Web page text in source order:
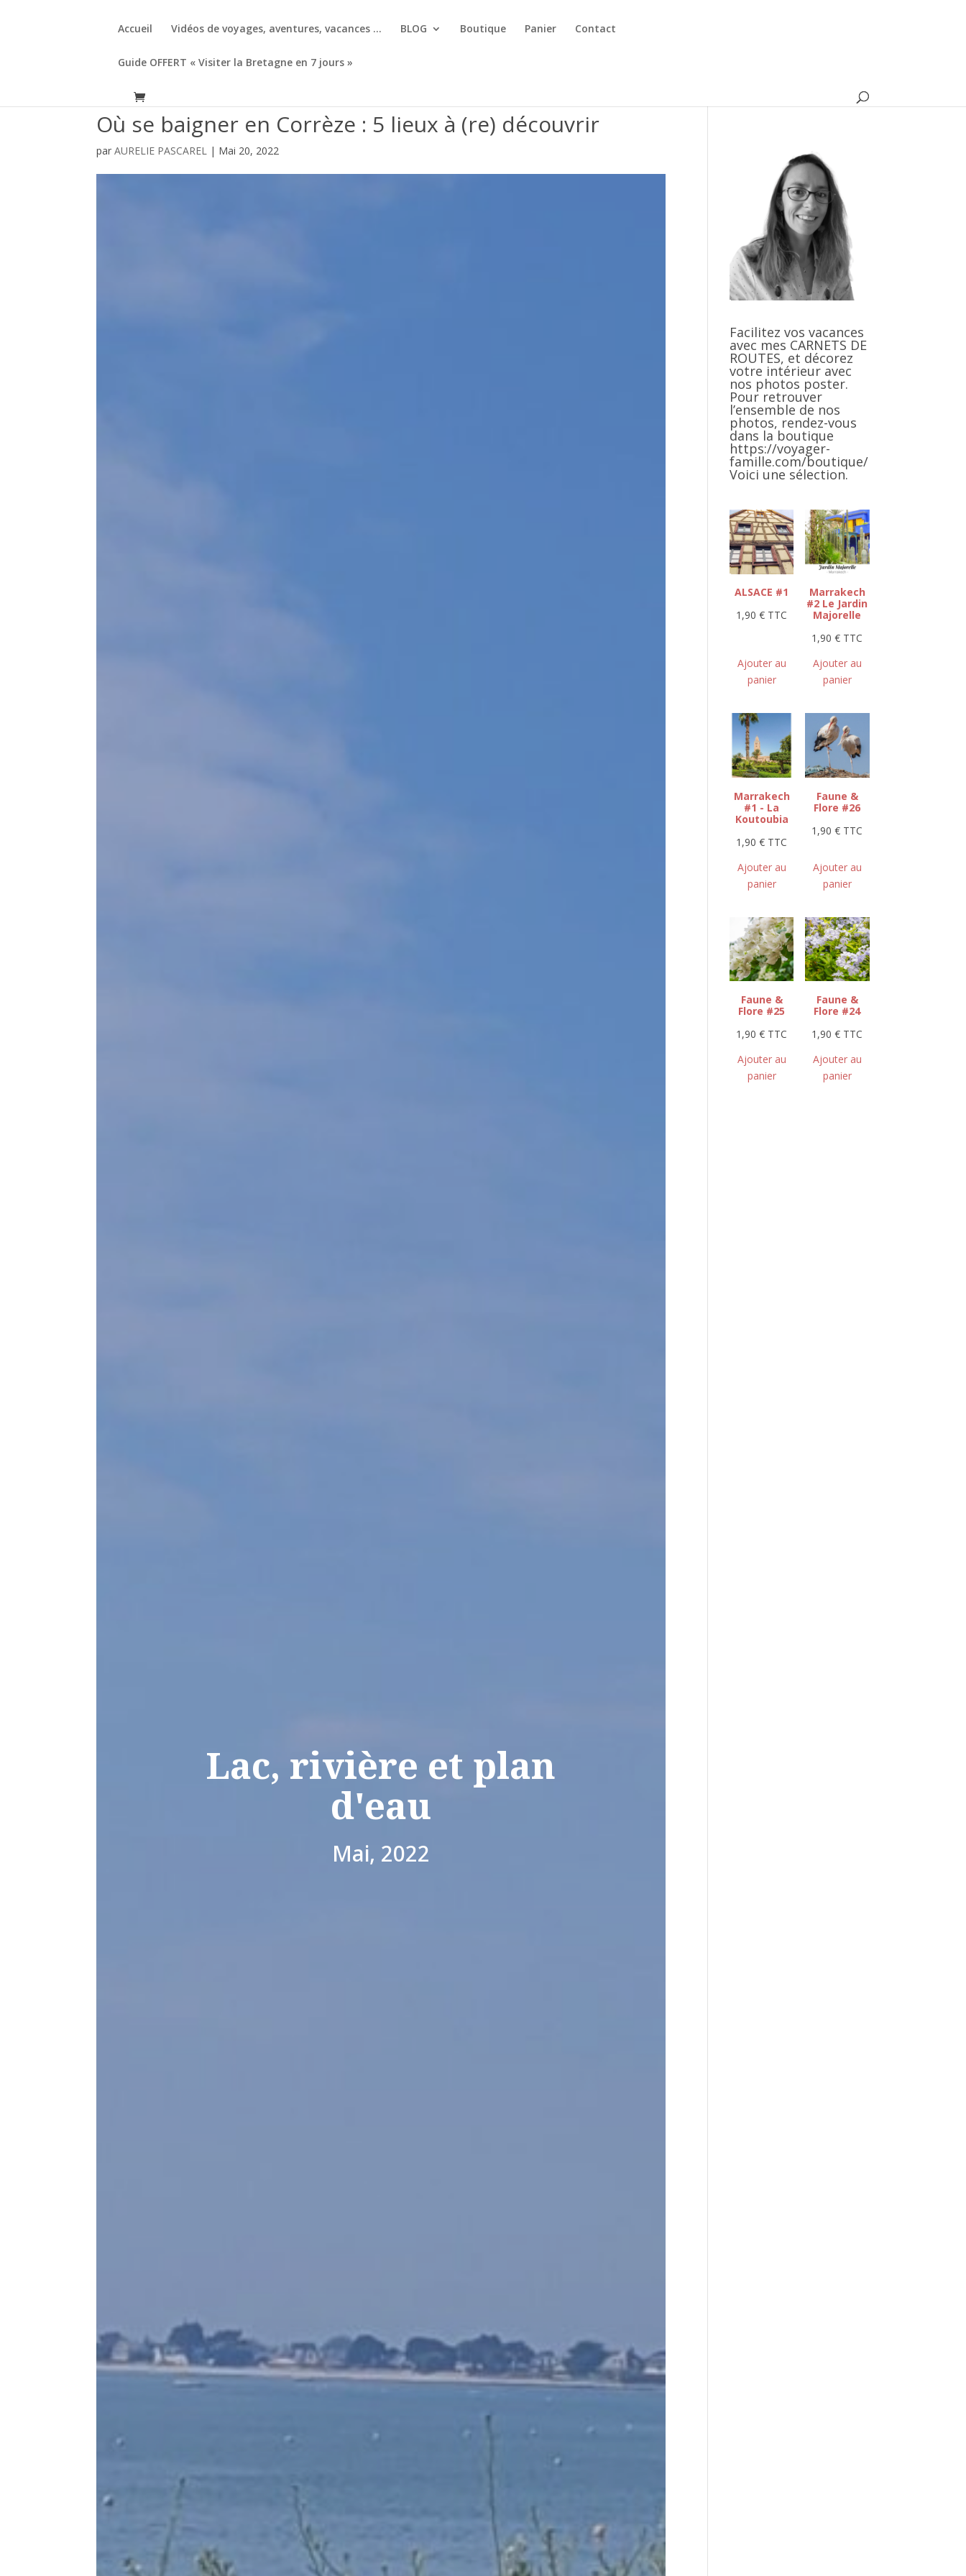
Accueil Vidéos de voyages, aventures, vacances … BLOG Boutique Panier Contact
Guide OFFERT « Visiter la Bretagne en 7 jours »
Où se baigner en Corrèze : 5 lieux à (re) découvrir
parAURELIE PASCAREL | Mai 20, 2022
Lac, rivière et plan
d'eau
Mai, 2022
Facilitez vos vacances
avec mes CARNETS DE
ROUTES, et décorez
votre intérieur avec
nos photos poster.
Pour retrouver
l’ensemble de nos
photos, rendez-vous
dans la boutique
https://voyager-
famille.com/boutique/
Voici une sélection.
ALSACE #1
1,90€ TTC
Ajouter au
panier
Marrakech
#2 Le Jardin
Majorelle
1,90€ TTC
Ajouter au
panier
Marrakech
#1 - La
Koutoubia
1,90€ TTC
Ajouter au
panier
Faune &
Flore #26
1,90€ TTC
Ajouter au
panier
Faune &
Flore #25
1,90€ TTC
Ajouter au
panier
Faune &
Flore #24
1,90€ TTC
Ajouter au
panier